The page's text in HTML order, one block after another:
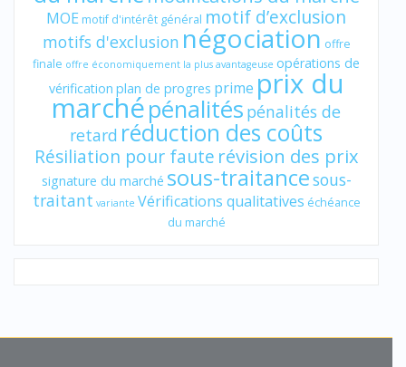
MOE motif d'intérêt général motif d’exclusion
motifs d'exclusion négociation offre
finale offre économiquement la plus avantageuse opérations de
vérification plan de progres prime prix du
marchépénalités pénalités de
retard réduction des coûts
Résiliation pour faute révision des prix
signature du marché sous-traitancesous-
traitant variante Vérifications qualitatives échéance
du marché